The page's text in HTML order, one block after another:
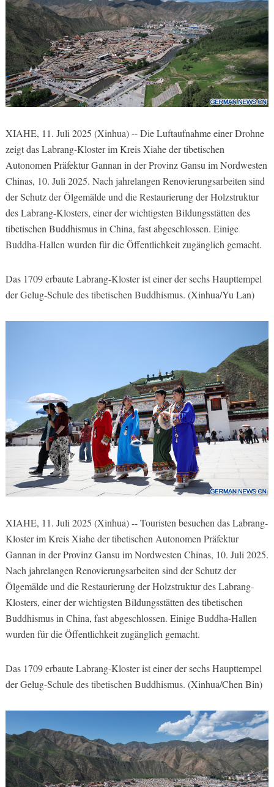
XIAHE, 11. Juli 2025 (Xinhua) -- Die Luftaufnahme einer Drohne
zeigt das Labrang-Kloster im Kreis Xiahe der tibetischen
Autonomen Präfektur Gannan in der Provinz Gansu im Nordwesten
Chinas, 10. Juli 2025. Nach jahrelangen Renovierungsarbeiten sind
der Schutz der Ölgemälde und die Restaurierung der Holzstruktur
des Labrang-Klosters, einer der wichtigsten Bildungsstätten des
tibetischen Buddhismus in China, fast abgeschlossen. Einige
Buddha-Hallen wurden für die Öffentlichkeit zugänglich gemacht.
Das 1709 erbaute Labrang-Kloster ist einer der sechs Haupttempel
der Gelug-Schule des tibetischen Buddhismus. (Xinhua/Yu Lan)
XIAHE, 11. Juli 2025 (Xinhua) -- Touristen besuchen das Labrang-
Kloster im Kreis Xiahe der tibetischen Autonomen Präfektur
Gannan in der Provinz Gansu im Nordwesten Chinas, 10. Juli 2025.
Nach jahrelangen Renovierungsarbeiten sind der Schutz der
Ölgemälde und die Restaurierung der Holzstruktur des Labrang-
Klosters, einer der wichtigsten Bildungsstätten des tibetischen
Buddhismus in China, fast abgeschlossen. Einige Buddha-Hallen
wurden für die Öffentlichkeit zugänglich gemacht.
Das 1709 erbaute Labrang-Kloster ist einer der sechs Haupttempel
der Gelug-Schule des tibetischen Buddhismus. (Xinhua/Chen Bin)